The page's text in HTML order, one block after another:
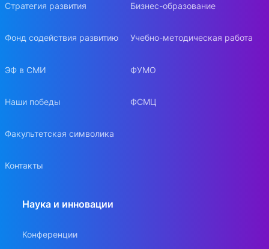
Стратегия развития
Фонд содействия развитию
ЭФ в СМИ
Наши победы
Факультетская символика
Контакты
Бизнес-образование
Учебно-методическая работа
ФУМО
ФСМЦ
Наука и инновации
Конференции